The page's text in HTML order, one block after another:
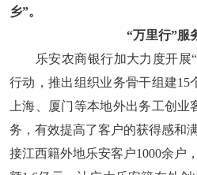
乡”。
“万里行”服
乐安农商银行加大力度开展“
行动，推出组织业务骨干组建15
上海、厦门等本地外出务工创
务，有效提高了客户的获得感和
接江西籍外地乐安客户1000余户